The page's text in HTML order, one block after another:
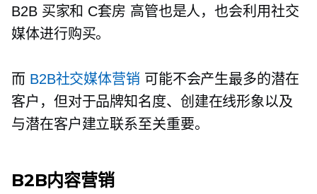
B2B 买家和 C套房 高管也是人，也会利用社交
媒体进行购买。
而 B2B社交媒体营销 可能不会产生最多的潜在
客户，但对于品牌知名度、创建在线形象以及
与潜在客户建立联系至关重要。
B2B内容营销